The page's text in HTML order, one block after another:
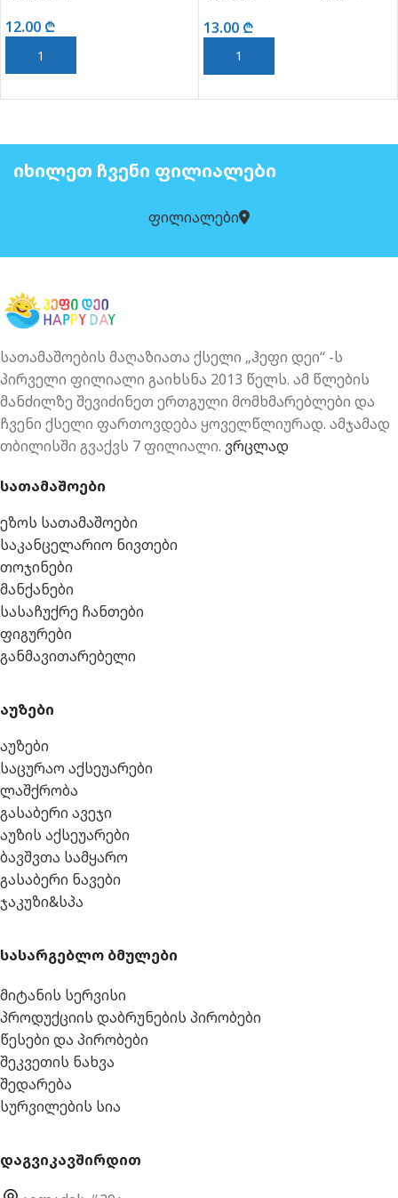
12.00 ₾
ᲙᲐᲚᲐᲗᲐᲨᲘ ᲓᲐᲛᲐᲢᲔᲑᲐ
13.00 ₾
ᲙᲐᲚᲐᲗᲐᲨᲘ ᲓᲐᲛᲐᲢᲔᲑᲐ
ᲘᲮᲘᲚᲔᲗ ᲩᲕᲔᲜᲘ ᲤᲘᲚᲘᲐᲚᲔᲑᲘ
ფილიალები
სათამაშოების მაღაზიათა ქსელი „ჰეფი დეი“ -ს
პირველი ფილიალი გაიხსნა 2013 წელს. ამ წლების
მანძილზე შევიძინეთ ერთგული მომხმარებლები და
ჩვენი ქსელი ფართოვდება ყოველწლიურად. ამჯამად
თბილისში გვაქვს 7 ფილიალი. ვრცლად
სათამაშოები
ეზოს სათამაშოები
საკანცელარიო ნივთები
თოჯინები
მანქანები
სასაჩუქრე ჩანთები
ფიგურები
განმავითარებელი
აუზები
აუზები
საცურაო აქსეუარები
ლაშქრობა
გასაბერი ავეჯი
აუზის აქსეუარები
ბავშვთა სამყარო
გასაბერი ნავები
ჯაკუზი&სპა
სასარგებლო ბმულები
მიტანის სერვისი
პროდუქციის დაბრუნების პირობები
წესები და პირობები
შეკვეთის ნახვა
შედარება
სურვილების სია
დაგვიკავშირდით